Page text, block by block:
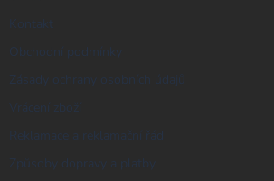
Kontakt
Obchodní podmínky
Zásady ochrany osobních údajů
Vrácení zboží
Reklamace a reklamační řád
Způsoby dopravy a platby